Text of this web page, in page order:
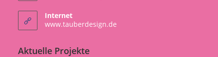
Internet
www.tauberdesign.de
Aktuelle Projekte